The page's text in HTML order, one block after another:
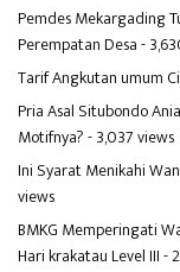
Pemdes Mekargading
Perempatan Desa-
Tarif Angkutan umum
Pria Asal Situbondo
Motifnya?- 3,037 views
Ini Syarat Menikahi
views
BMKG Memperingati
Hari krakatau Level III-